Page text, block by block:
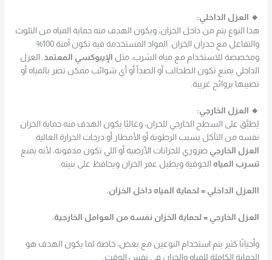
🔸 العزل الداخلي:
هذا النوع يتم من داخل الخزان، ويكون الهدف منه حماية المياه من التلوث
والتفاعل مع جدران الخزان. المواد المستخدمة فيه تكون آمنة 100%
ومخصصة للاستخدام مع مياه الشرب، مثل الإيبوكسي المعتمد. العزل
الداخلي يمنع تكون الطحالب أو الصدأ أو أي شوائب ممكن تضر بالمياه أو
تصيبها بروائح غريبة.
🔸 العزل الخارجي:
يُطبَّق على السطح الخارجي للخزان، وغالبًا يكون الهدف منه حماية الخزان
نفسه من التآكل بسبب الرطوبة أو الأمطار أو درجات الحرارة العالية.
العزل الخارجي ضروري للخزانات الأرضية أو اللي تكون مدفونة، لأنه يمنع
تسرب المياه الجوفية ويطيل عمر الخزان ويحافظ على بنيته.
االعزل الداخلي = لحماية المياه داخل الخزان.
العزل الخارجي = لحماية الخزان نفسه من العوامل الخارجية.
وأحيانًا كثير يتم استخدام النوعين مع بعض، خاصة لما يكون الهدف هو
الحماية الكاملة للمياه والخزان في نفس الوقت.